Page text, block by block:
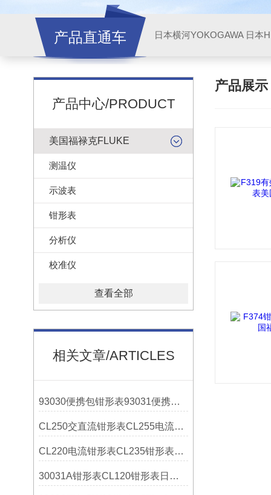
产品直通车 日本横河YOKOGAWA 日本
产品中心/PRODUCT
美国福禄克FLUKE
测温仪
示波表
钳形表
分析仪
校准仪
查看全部
相关文章/ARTICLES
93030便携包钳形表93031便携包日本横河YOKOGAWA解决方案
CL250交直流钳形表CL255电流钳形表横河YOKOGAWA操作使用
CL220电流钳形表CL235钳形表日本横河YOKOGAWA解决方案
30031A钳形表CL120钳形表日本横河YOKOGAWA操作使用
产品展示